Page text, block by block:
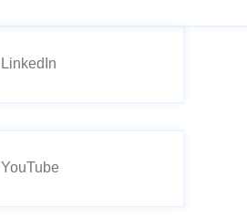
LinkedIn
YouTube